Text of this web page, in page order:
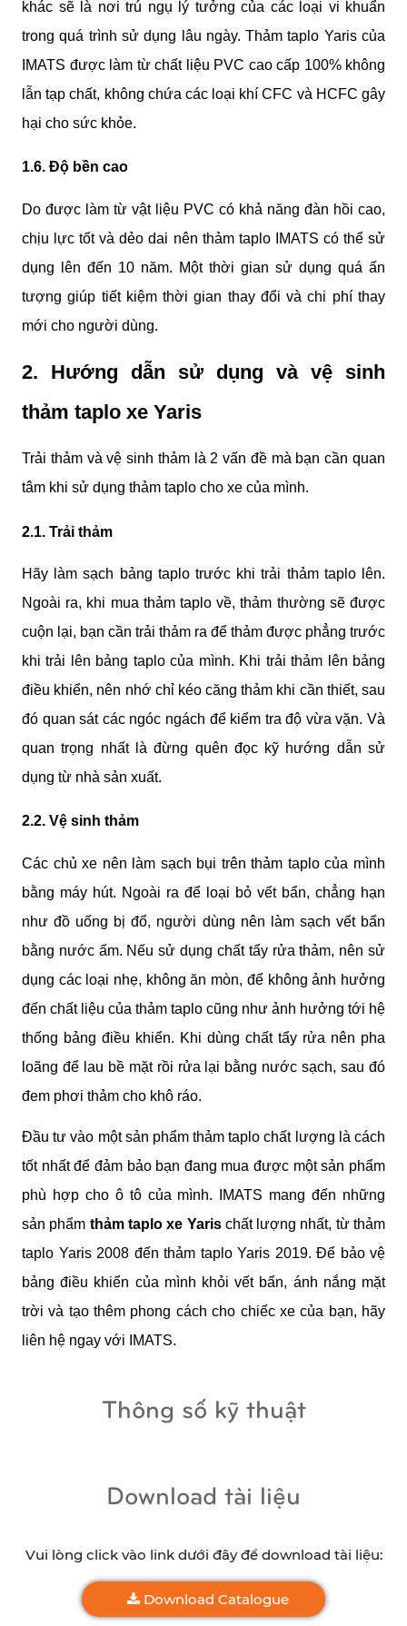
khác sẽ là nơi trú ngụ lý tưởng của các loại vi khuẩn
trong quá trình sử dụng lâu ngày. Thảm taplo Yaris của
IMATS được làm từ chất liệu PVC cao cấp 100% không
lẫn tạp chất, không chứa các loại khí CFC và HCFC gây
hại cho sức khỏe.
1.6. Độ bền cao
Do được làm từ vật liệu PVC có khả năng đàn hồi cao,
chịu lực tốt và dẻo dai nên thảm taplo IMATS có thể sử
dụng lên đến 10 năm. Một thời gian sử dụng quá ấn
tượng giúp tiết kiệm thời gian thay đổi và chi phí thay
mới cho người dùng.
2. Hướng dẫn sử dụng và vệ sinh
thảm taplo xe Yaris
Trải thảm và vệ sinh thảm là 2 vấn đề mà bạn cần quan
tâm khi sử dụng thảm taplo cho xe của mình.
2.1. Trải thảm
Hãy làm sạch bảng taplo trước khi trải thảm taplo lên.
Ngoài ra, khi mua thảm taplo về, thảm thường sẽ được
cuộn lại, bạn cần trải thảm ra để thảm được phẳng trước
khi trải lên bảng taplo của mình. Khi trải thảm lên bảng
điều khiển, nên nhớ chỉ kéo căng thảm khi cần thiết, sau
đó quan sát các ngóc ngách để kiểm tra độ vừa vặn. Và
quan trọng nhất là đừng quên đọc kỹ hướng dẫn sử
dụng từ nhà sản xuất.
2.2. Vệ sinh thảm
Các chủ xe nên làm sạch bụi trên thảm taplo của mình
bằng máy hút. Ngoài ra để loại bỏ vết bẩn, chẳng hạn
như đồ uống bị đổ, người dùng nên làm sạch vết bẩn
bằng nước ấm. Nếu sử dụng chất tẩy rửa thảm, nên sử
dụng các loại nhẹ, không ăn mòn, để không ảnh hưởng
đến chất liệu của thảm taplo cũng như ảnh hưởng tới hệ
thống bảng điều khiển. Khi dùng chất tẩy rửa nên pha
loãng để lau bề mặt rồi rửa lại bằng nước sạch, sau đó
đem phơi thảm cho khô ráo.
Đầu tư vào một sản phẩm thảm taplo chất lượng là cách
tốt nhất để đảm bảo bạn đang mua được một sản phẩm
phù hợp cho ô tô của mình. IMATS mang đến những
sản phẩm thảm taplo xe Yaris chất lượng nhất, từ thảm
taplo Yaris 2008 đến thảm taplo Yaris 2019. Để bảo vệ
bảng điều khiển của mình khỏi vết bẩn, ánh nắng mặt
trời và tạo thêm phong cách cho chiếc xe của bạn, hãy
liên hệ ngay với IMATS.
Thông số kỹ thuật
Download tài liệu
Vui lòng click vào link dưới đây để download tài liệu:
Download Catalogue